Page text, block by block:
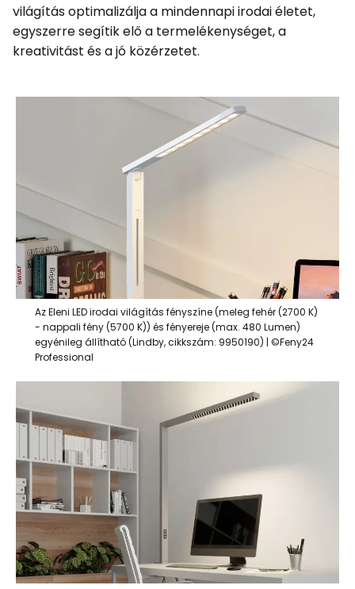
világítás optimalizálja a mindennapi irodai életet,
egyszerre segítik elő a termelékenységet, a
kreativitást és a jó közérzetet.
Az Eleni LED irodai világítás fényszíne (meleg fehér (2700 K)
- nappali fény (5700 K)) és fényereje (max. 480 Lumen)
egyénileg állítható (Lindby, cikkszám: 9950190) | ©Feny24
Professional